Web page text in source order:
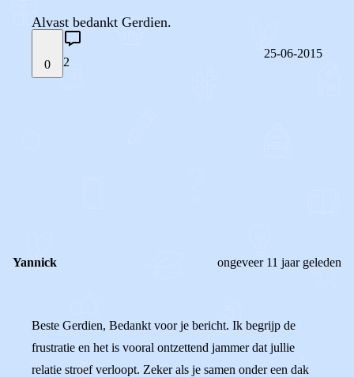
Alvast bedankt Gerdien.
0 2
25-06-2015
Yannick ongeveer 11 jaar geleden
Beste Gerdien, Bedankt voor je bericht. Ik begrijp de
frustratie en het is vooral ontzettend jammer dat jullie
relatie stroef verloopt. Zeker als je samen onder een dak